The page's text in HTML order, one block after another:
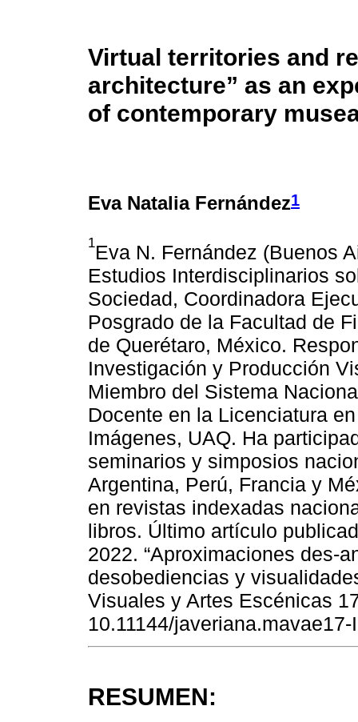
Virtual territories and
architecture” as an
of contemporary
Eva Natalia Fernández1
1Eva N. Fernández (Buenos
Estudios Interdisciplinarios
Sociedad, Coordinadora
Posgrado de la Facultad de
de Querétaro, México.
Investigación y Producción
Miembro del Sistema
Docente en la Licenciatura
Imágenes, UAQ. Ha
seminarios y simposios
Argentina, Perú, Francia y
en revistas indexadas
libros. Último artículo
2022. “Aproximaciones des-
desobediencias y
Visuales y Artes Escénicas
10.11144/
RESUMEN: